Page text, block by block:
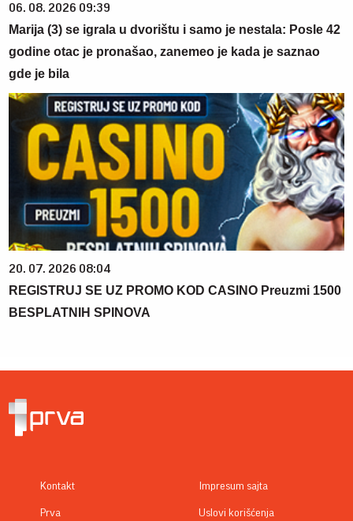
06. 08. 2026 09:39
Marija (3) se igrala u dvorištu i samo je nestala: Posle 42
godine otac je pronašao, zanemeo je kada je saznao
gde je bila
20. 07. 2026 08:04
REGISTRUJ SE UZ PROMO KOD CASINO Preuzmi 1500
BESPLATNIH SPINOVA
Kontakt
Prva
Impresum sajta
Uslovi korišćenja